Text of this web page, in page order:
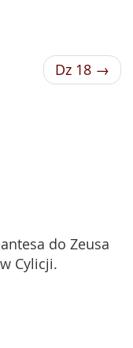
Dz 18 →
do Zeusa
Cylicji.